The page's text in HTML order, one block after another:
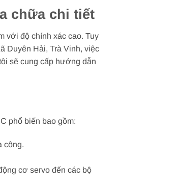
chữa chi tiết
với độ chính xác cao. Tuy
Duyên Hải, Trà Vinh, việc
sẽ cung cấp hướng dẫn
phổ biến bao gồm:
công.
cơ servo đến các bộ